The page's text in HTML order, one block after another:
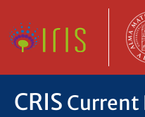
CRIS Current